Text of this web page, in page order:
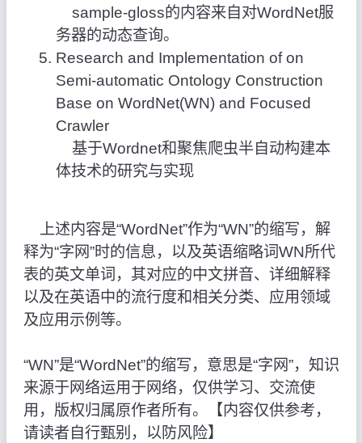
sample-gloss的内容来自对WordNet服
务器的动态查询。
Research and Implementation of on
Semi-automatic Ontology Construction
Base on WordNet(WN) and Focused
Crawler
基于Wordnet和聚焦爬虫半自动构建本
体技术的研究与实现
上述内容是“WordNet”作为“WN”的缩写，解
释为“字网”时的信息，以及英语缩略词WN所代
表的英文单词，其对应的中文拼音、详细解释
以及在英语中的流行度和相关分类、应用领域
及应用示例等。
“WN”是“WordNet”的缩写，意思是“字网”，知识
来源于网络运用于网络，仅供学习、交流使
用，版权归属原作者所有。【内容仅供参考，
请读者自行甄别，以防风险】